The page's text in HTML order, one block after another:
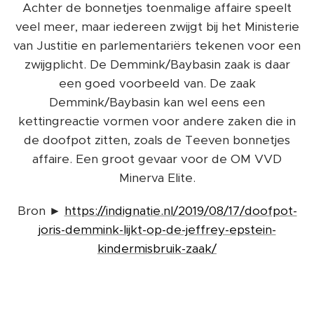
Achter de bonnetjes toenmalige affaire speelt
veel meer, maar iedereen zwijgt bij het Ministerie
van Justitie en parlementariërs tekenen voor een
zwijgplicht. De Demmink/Baybasin zaak is daar
een goed voorbeeld van. De zaak
Demmink/Baybasin kan wel eens een
kettingreactie vormen voor andere zaken die in
de doofpot zitten, zoals de Teeven bonnetjes
affaire. Een groot gevaar voor de OM VVD
Minerva Elite.
Bron ► https://indignatie.nl/2019/08/17/doofpot-
joris-demmink-lijkt-op-de-jeffrey-epstein-
kindermisbruik-zaak/